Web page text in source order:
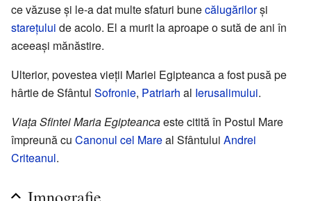
ce văzuse și le-a dat multe sfaturi bunecălugărilorși
starețului de acolo. El a murit la aproape o sută de ani în
aceeași mănăstire.
Ulterior, povestea vieții Mariei Egipteanca a fost pusă pe
hârtie de Sfântul Sofronie, Patriarh al Ierusalimului.
Viața Sfintei Maria Egipteancaeste citită în Postul Mare
împreună cu Canonul cel Mareal Sfântului Andrei
Criteanul.
Imnografie